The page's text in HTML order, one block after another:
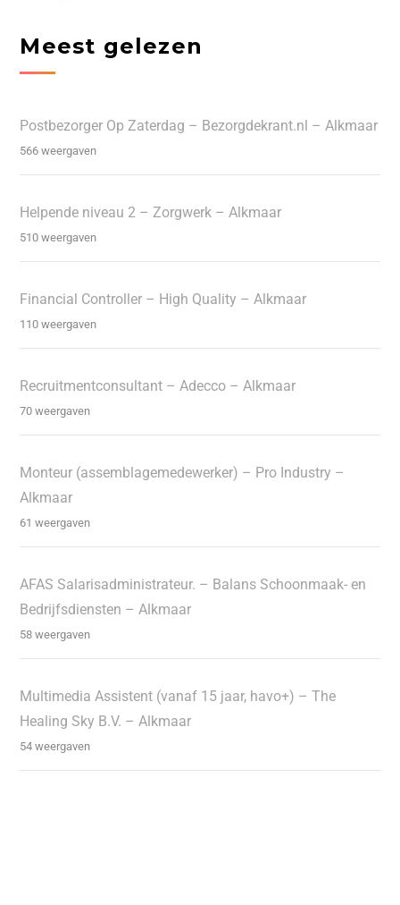
Meest gelezen
Postbezorger Op Zaterdag – Bezorgdekrant.nl – Alkmaar
566 weergaven
Helpende niveau 2 – Zorgwerk – Alkmaar
510 weergaven
Financial Controller – High Quality – Alkmaar
110 weergaven
Recruitmentconsultant – Adecco – Alkmaar
70 weergaven
Monteur (assemblagemedewerker) – Pro Industry –
Alkmaar
61 weergaven
AFAS Salarisadministrateur. – Balans Schoonmaak- en
Bedrijfsdiensten – Alkmaar
58 weergaven
Multimedia Assistent (vanaf 15 jaar, havo+) – The
Healing Sky B.V. – Alkmaar
54 weergaven